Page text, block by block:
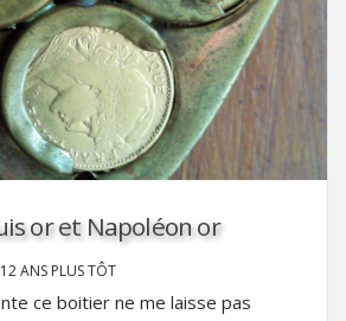
or et Napoléon or
12 ANS PLUS TÔT
ce boitier ne me laisse pas